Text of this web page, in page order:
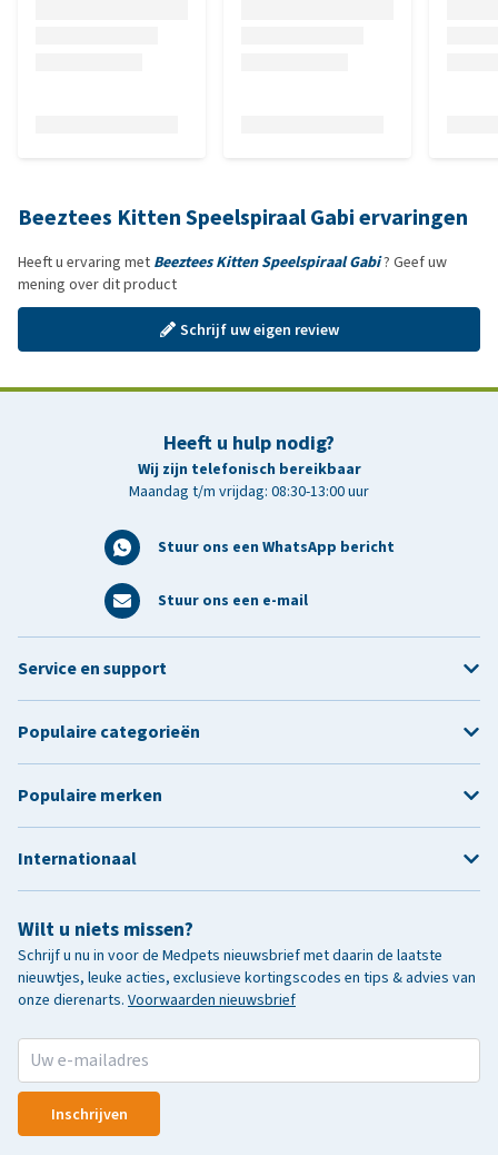
Beeztees Kitten Speelspiraal Gabi ervaringen
Heeft u ervaring met Beeztees Kitten Speelspiraal Gabi? Geef uw
mening over dit product
Schrijf uw eigen review
Heeft u hulp nodig?
Wij zijn telefonisch bereikbaar
Maandag t/m vrijdag: 08:30-13:00 uur
Stuur ons een WhatsApp bericht
Stuur ons een e-mail
Wilt u niets missen?
Schrijf u nu in voor de Medpets nieuwsbrief met daarin de laatste
nieuwtjes, leuke acties, exclusieve kortingscodes en tips & advies van
onze dierenarts. Voorwaarden nieuwsbrief
Inschrijven
Service en support
Populaire categorieën
Populaire merken
Internationaal